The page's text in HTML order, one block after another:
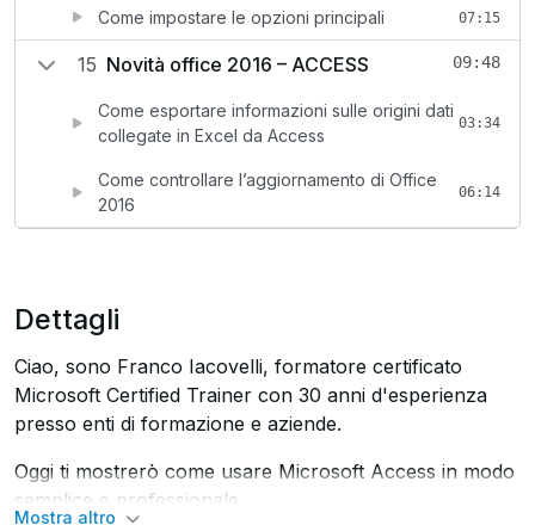
Come impostare le opzioni principali 07:15
15 Novità office 2016 – ACCESS 09:48
Come esportare informazioni sulle origini dati
collegate in Excel da Access
03:34
Come controllare l’aggiornamento di Office
2016
06:14
Dettagli
Ciao, sono Franco Iacovelli, formatore certificato
Microsoft Certified Trainer con 30 anni d'esperienza
presso enti di formazione e aziende.
Oggi ti mostrerò come usare Microsoft Access in modo
semplice e professionale.
Mostra altro